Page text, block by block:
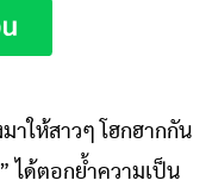
ให้สาวๆ โฮกฮากกัน
ได้ตอกย้ำความเป็น